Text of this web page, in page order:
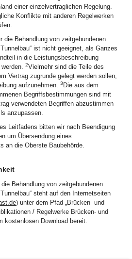
einer einzelvertraglichen Regelung.
Konflikte mit anderen Regelwerken
die Behandlung von zeitgebundenen
ist nicht geeignet, als Ganzes
in die Leistungsbeschreibung
2Vielmehr sind die Teile des
Vertrag zugrunde gelegt werden sollen,
aufzunehmen. 3 Die aus dem
Begriffsbestimmungen sind mit
verwendeten Begriffen abzustimmen
anzupassen.
Leitfadens bitten wir nach Beendigung
um Übersendung eines
an die Oberste Baubehörde.
die Behandlung von zeitgebundenen
steht auf den Internetseiten
) unter dem Pfad „Brücken- und
/ Regelwerke Brücken- und
kostenlosen Download bereit.